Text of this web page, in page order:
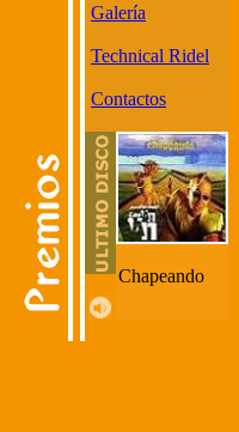
Galería
Technical Ridel
Contactos
Chapeando